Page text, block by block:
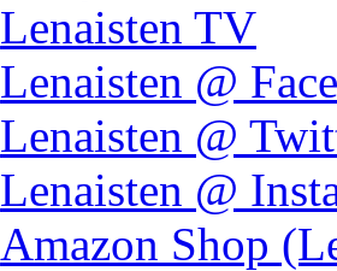
Lenaisten TV
Lenaisten @
Lenaisten @
Lenaisten @
Amazon Shop